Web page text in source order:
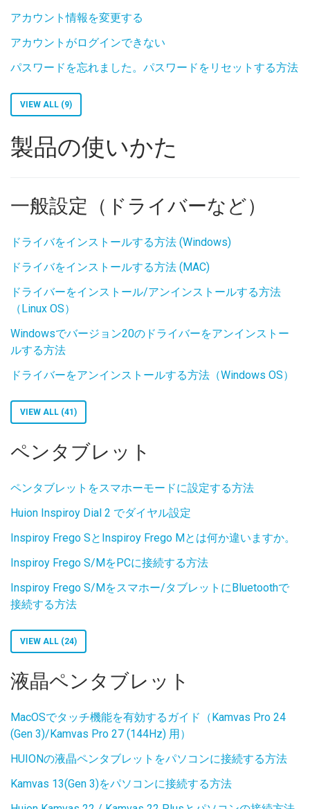
アカウント情報を変更する
アカウントがログインできない
パスワードを忘れました。パスワードをリセットする方法
VIEW ALL (9)
製品の使いかた
一般設定（ドライバーなど）
ドライバをインストールする方法 (Windows)
ドライバをインストールする方法 (MAC)
ドライバーをインストール/アンインストールする方法
（Linux OS）
Windowsでバージョン20のドライバーをアンインストー
ルする方法
ドライバーをアンインストールする方法（Windows OS）
VIEW ALL (41)
ペンタブレット
ペンタブレットをスマホーモードに設定する方法
Huion Inspiroy Dial 2 でダイヤル設定
Inspiroy Frego SとInspiroy Frego Mとは何か違いますか。
Inspiroy Frego S/MをPCに接続する方法
Inspiroy Frego S/Mをスマホー/タブレットにBluetoothで
接続する方法
VIEW ALL (24)
液晶ペンタブレット
MacOSでタッチ機能を有効するガイド（Kamvas Pro 24
(Gen 3)/Kamvas Pro 27 (144Hz) 用）
HUIONの液晶ペンタブレットをパソコンに接続する方法
Kamvas 13(Gen 3)をパソコンに接続する方法